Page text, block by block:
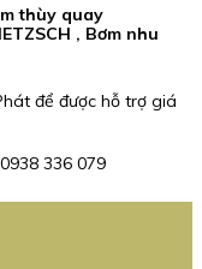
thùy quay
, Bơm nhu
để được hỗ trợ giá
336 079